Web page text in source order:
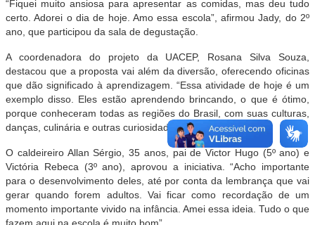
“Fiquei muito ansiosa para apresentar as comidas, mas deu tudo
certo. Adorei o dia de hoje. Amo essa escola”, afirmou Jady, do 2º
ano, que participou da sala de degustação.
A coordenadora do projeto da UACEP, Rosana Silva Souza,
destacou que a proposta vai além da diversão, oferecendo oficinas
que dão significado à aprendizagem. “Essa atividade de hoje é um
exemplo disso. Eles estão aprendendo brincando, o que é ótimo,
porque conheceram todas as regiões do Brasil, com suas culturas,
danças, culinária e outras curiosidades.”
O caldeireiro Allan Sérgio, 35 anos, pai de Victor Hugo (5º ano) e
Victória Rebeca (3º ano), aprovou a iniciativa. “Acho importante
para o desenvolvimento deles, até por conta da lembrança que vai
gerar quando forem adultos. Vai ficar como recordação de um
momento importante vivido na infância. Amei essa ideia. Tudo o que
fazem aqui na escola é muito bom”.